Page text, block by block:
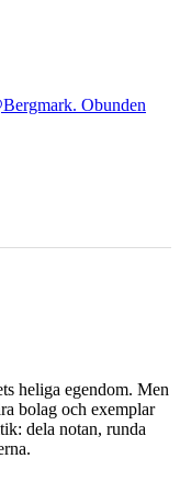
Obunden
heliga egendom. Men
bolag och exemplar
dela notan, runda